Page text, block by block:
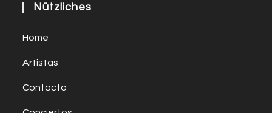
Nützliches
Home
Artistas
Contacto